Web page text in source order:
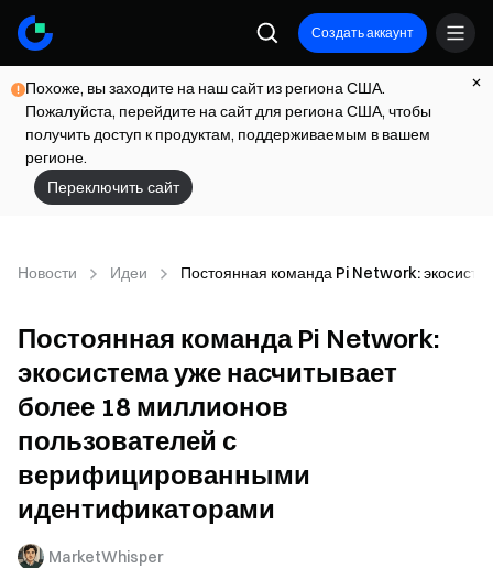
Создать аккаунт
Похоже, вы заходите на наш сайт из региона США.
Пожалуйста, перейдите на сайт для региона США, чтобы
получить доступ к продуктам, поддерживаемым в вашем
регионе.
Переключить сайт
Новости Идеи Постоянная команда Pi Network:
Постоянная команда Pi Network:
экосистема уже насчитывает
более 18 миллионов
пользователей с
верифицированными
идентификаторами
MarketWhisper